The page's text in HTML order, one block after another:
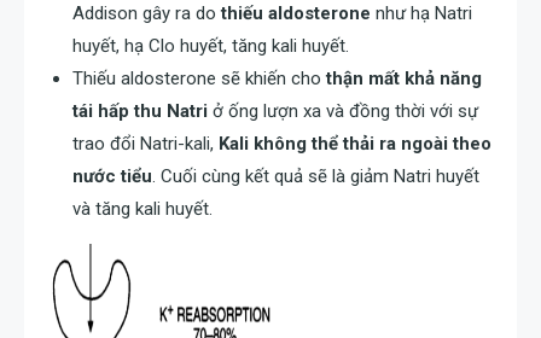
Addison gây ra dothiếu aldosterone như hạ Natri
huyết, hạ Clo huyết, tăng kali huyết.
Thiếu aldosterone sẽ khiến chothận mất khả năng
tái hấp thu Natri ở ống lượn xa và đồng thời với sự
trao đổi Natri-kali, Kali không thể thải ra ngoài theo
nước tiểu. Cuối cùng kết quả sẽ là giảm Natri huyết
và tăng kali huyết.